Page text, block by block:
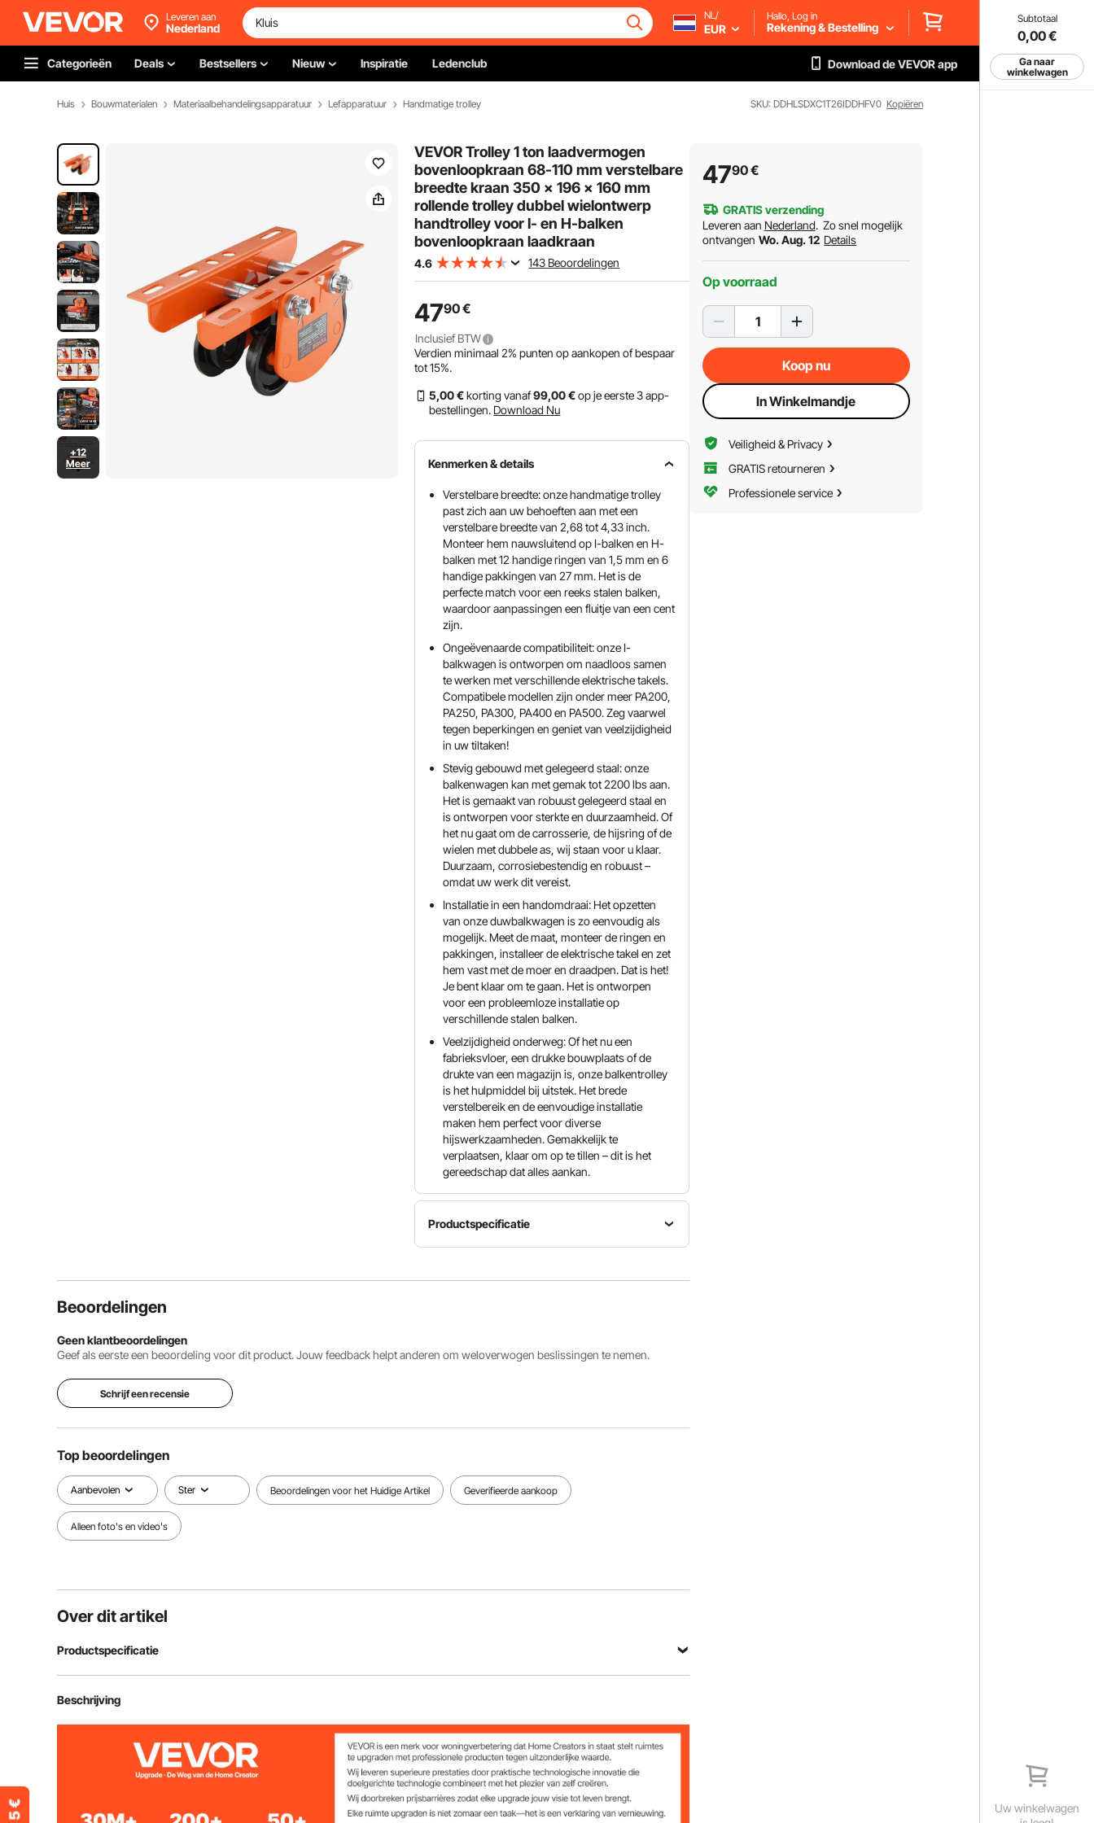
Subtotaal
0,00€
Ga naar
winkelwagen
Uw winkelwagen
Leveren aan
Nederland
NL/
EUR
Hallo, Log in
Rekening & Bestelling
Categorieën Deals Bestsellers Nieuw Inspiratie Ledenclub Download de VEVOR app
Huis Bouwmaterialen Materiaalbehandelingsapparatuur Lefapparatuur Handmatige trolley SKU: DDHLSDXC1T26IDDHFV0 Kopiëren
+12
Meer
VEVOR Trolley 1 ton laadvermogen
bovenloopkraan 68-110 mm verstelbare
breedte kraan 350 x 196 x 160 mm
rollende trolley dubbel wielontwerp
handtrolley voor I- en H-balken
bovenloopkraan laadkraan
4.6 143 Beoordelingen
4790€
Inclusief BTW
Verdien minimaal2% punten op aankopen of bespaar
tot15%.
5,00 €korting vanaf99,00 €op je eerste 3 app-
bestellingen. Download Nu
Kenmerken & details
Verstelbare breedte: onze handmatige trolley
past zich aan uw behoeften aan met een
verstelbare breedte van 2,68 tot 4,33 inch.
Monteer hem nauwsluitend op I-balken en H-
balken met 12 handige ringen van 1,5 mm en 6
handige pakkingen van 27 mm. Het is de
perfecte match voor een reeks stalen balken,
waardoor aanpassingen een fluitje van een cent
zijn.
Ongeëvenaarde compatibiliteit: onze I-
balkwagen is ontworpen om naadloos samen
te werken met verschillende elektrische takels.
Compatibele modellen zijn onder meer PA200,
PA250, PA300, PA400 en PA500. Zeg vaarwel
tegen beperkingen en geniet van veelzijdigheid
in uw tiltaken!
Stevig gebouwd met gelegeerd staal: onze
balkenwagen kan met gemak tot 2200 lbs aan.
Het is gemaakt van robuust gelegeerd staal en
is ontworpen voor sterkte en duurzaamheid. Of
het nu gaat om de carrosserie, de hijsring of de
wielen met dubbele as, wij staan ​​voor u klaar.
Duurzaam, corrosiebestendig en robuust –
omdat uw werk dit vereist.
Installatie in een handomdraai: Het opzetten
van onze duwbalkwagen is zo eenvoudig als
mogelijk. Meet de maat, monteer de ringen en
pakkingen, installeer de elektrische takel en zet
hem vast met de moer en draadpen. Dat is het!
Je bent klaar om te gaan. Het is ontworpen
voor een probleemloze installatie op
verschillende stalen balken.
Veelzijdigheid onderweg: Of het nu een
fabrieksvloer, een drukke bouwplaats of de
drukte van een magazijn is, onze balkentrolley
is het hulpmiddel bij uitstek. Het brede
verstelbereik en de eenvoudige installatie
maken hem perfect voor diverse
hijswerkzaamheden. Gemakkelijk te
verplaatsen, klaar om op te tillen – dit is het
gereedschap dat alles aankan.
Productspecificatie
Artikelmodelnummer
Laadvermogen
breedte
Productafmetingen
Bekijk alle specificaties
Beoordelingen
Geen klantbeoordelingen
Geef als eerste een beoordeling voor dit product. Jouw feedback helpt anderen om weloverwogen beslissingen te nemen.
Schrijf een recensie
Top beoordelingen
Aanbevolen Ster Beoordelingen voor het Huidige Artikel Geverifieerde aankoop
Alleen foto's en video's
Over dit artikel
Productspecificatie
Artikelmodelnummer
Laadvermogen
2,68-4,33 inch/68-110 mm
Beschrijving
4790€
GRATIS verzending
Leveren aan Nederland. Zo snel mogelijk
ontvangen Wo. Aug. 12 Details
Op voorraad
Koop nu
In Winkelmandje
Veiligheid & Privacy
GRATIS retourneren
Professionele service